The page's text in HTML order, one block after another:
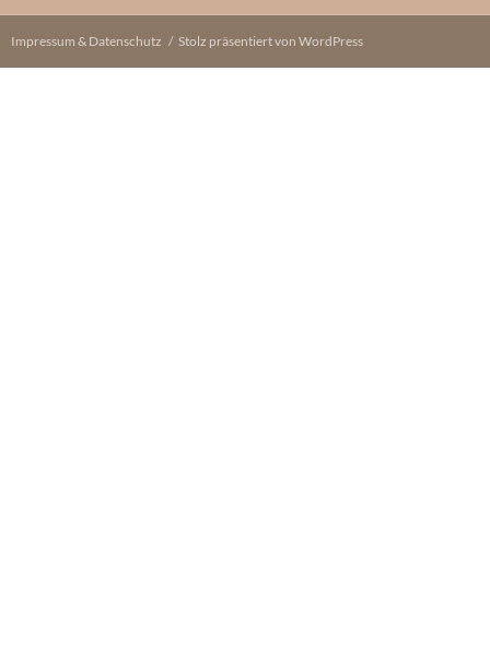
Impressum & Datenschutz Stolz präsentiert von WordPress